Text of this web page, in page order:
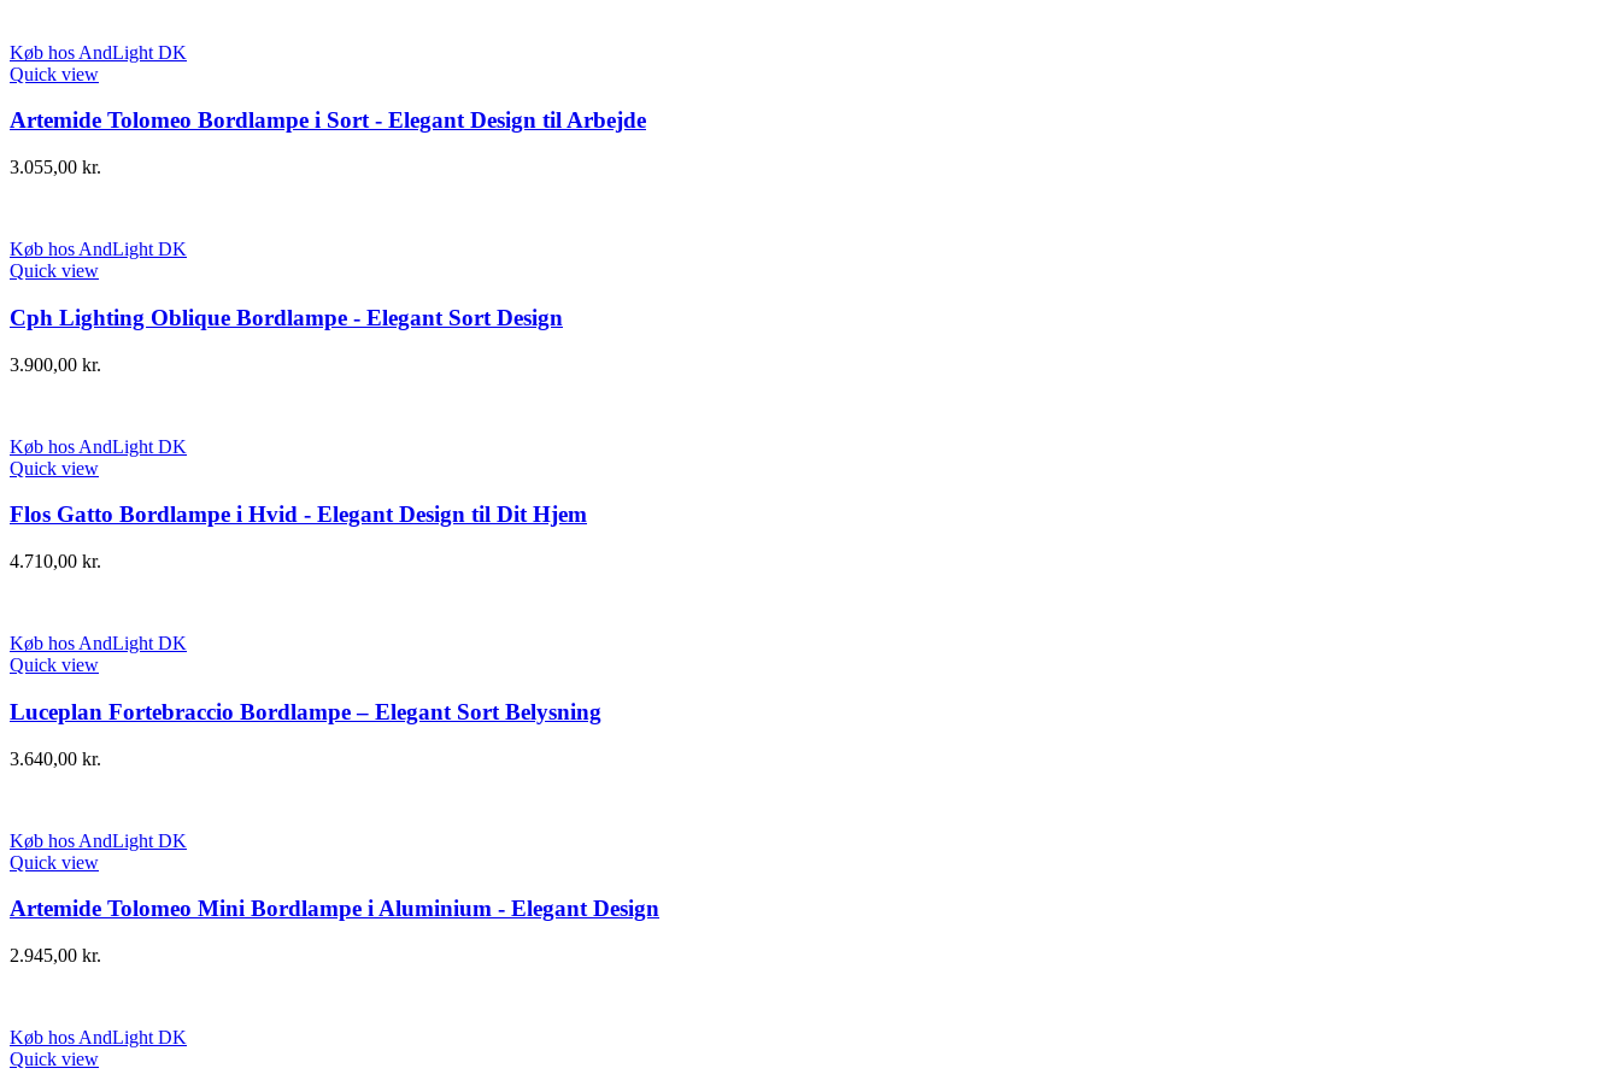
Køb hos AndLight DK
Quick view
Artemide Tolomeo Bordlampe i Sort - Elegant Design til Arbejde
3.055,00 kr.
Køb hos AndLight DK
Quick view
Cph Lighting Oblique Bordlampe - Elegant Sort Design
3.900,00 kr.
Køb hos AndLight DK
Quick view
Flos Gatto Bordlampe i Hvid - Elegant Design til Dit Hjem
4.710,00 kr.
Køb hos AndLight DK
Quick view
Luceplan Fortebraccio Bordlampe – Elegant Sort Belysning
3.640,00 kr.
Køb hos AndLight DK
Quick view
Artemide Tolomeo Mini Bordlampe i Aluminium - Elegant Design
2.945,00 kr.
Køb hos AndLight DK
Quick view